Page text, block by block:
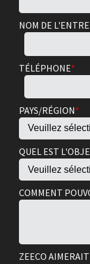
NOM DE
TÉLÉPHONE*
PAYS/RÉGION*
QUEL EST
COMMENT
ZEECO